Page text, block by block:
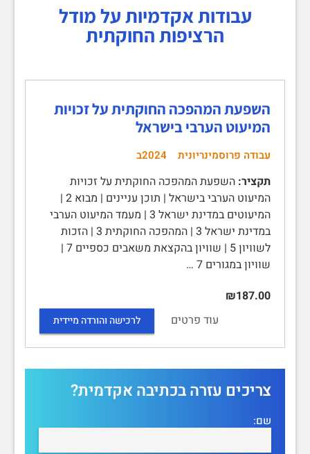
עבודות אקדמיות על מודל
הרציפות החוקתית
השפעת המהפכה החוקתית על זכויות
המיעוט הערבי בישראל
עבודה פרוסמינריונית 2024ב
תקציר: השפעת המהפכה החוקתית על זכויות
המיעוט הערבי בישראל | תוכן עניינים | מבוא 2 |
המיעוטים במדינת ישראל 3 | מעמד המיעוט הערבי
במדינת ישראל 3 | המהפכה החוקתית 3 | הזכות
לשוויון 5 | שוויון בהקצאת משאבים כספיים 7 |
שוויון במגורים 7 …
₪187.00
עוד פרטים
לרכישה והורדה מיידית
צריכים עזרה בכתיבה אקדמית?
שם: